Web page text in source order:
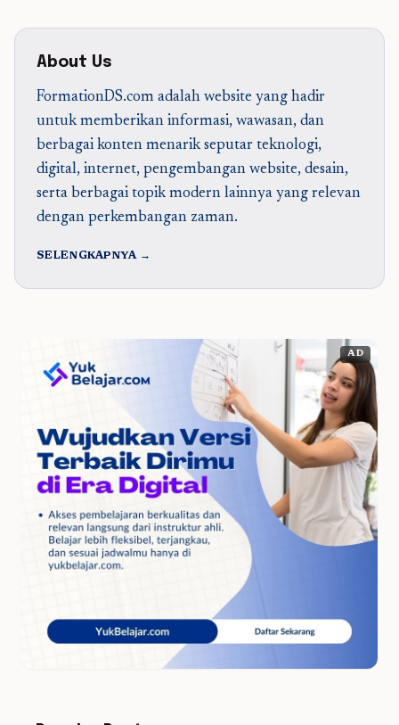
About Us
FormationDS.com adalah website yang hadir
untuk memberikan informasi, wawasan, dan
berbagai konten menarik seputar teknologi,
digital, internet, pengembangan website, desain,
serta berbagai topik modern lainnya yang relevan
dengan perkembangan zaman.
SELENGKAPNYA →
AD